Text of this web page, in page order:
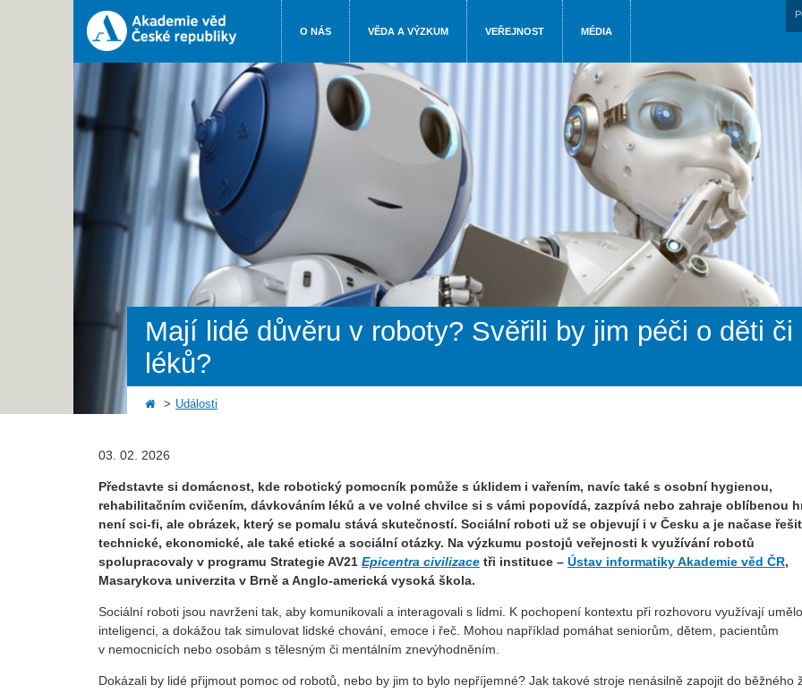
O NÁS VĚDA A VÝZKUM VEŘEJNOST MÉDIA
Mají lidé důvěru v roboty? Svěřili by jim péči o děti
léků?
Události
03. 02. 2026
Představte si domácnost, kde robotický pomocník pomůže s úklidem i vařením, navíc také s osobní hygienou,
rehabilitačním cvičením, dávkováním léků a ve volné chvilce si s vámi popovídá, zazpívá nebo zahraje oblíbenou
není sci-fi, ale obrázek, který se pomalu stává skutečností. Sociální roboti už se objevují i v Česku a je načase
technické, ekonomické, ale také etické a sociální otázky. Na výzkumu postojů veřejnosti k využívání robotů
spolupracovaly v programu Strategie AV21 Epicentra civilizace tři instituce – Ústav informatiky Akademie věd ČR,
Masarykova univerzita v Brně a Anglo-americká vysoká škola.
Sociální roboti jsou navrženi tak, aby komunikovali a interagovali s lidmi. K pochopení kontextu při rozhovoru využívají
inteligenci, a dokážou tak simulovat lidské chování, emoce i řeč. Mohou například pomáhat seniorům, dětem, pacientům
v nemocnicích nebo osobám s tělesným či mentálním znevýhodněním.
Dokázali by lidé přijmout pomoc od robotů, nebo by jim to bylo nepříjemné? Jak takové stroje nenásilně zapojit do běžného